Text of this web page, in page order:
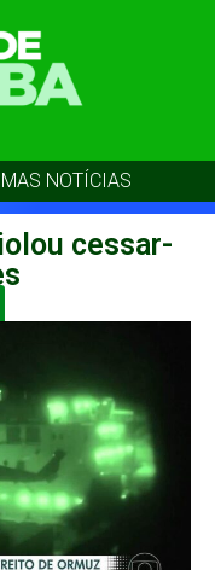
NOTÍCIAS
cessar-